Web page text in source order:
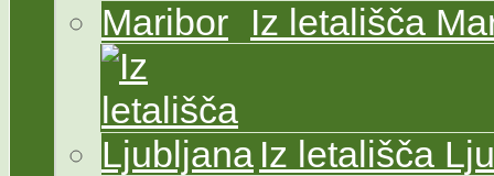
Iz letališča
Iz letališča